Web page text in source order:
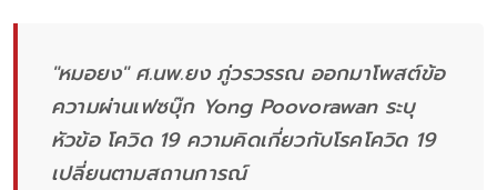
"หมอยง" ศ.นพ.ยง ภู่วรวรรณ ออกมาโพสต์ข้อ
ความผ่านเฟซบุ๊ก Yong Poovorawan ระบุ
หัวข้อ โควิด 19 ความคิดเกี่ยวกับโรคโควิด 19
เปลี่ยนตามสถานการณ์